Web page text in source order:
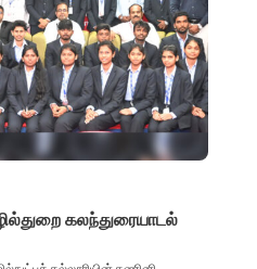
கலந்துரையாடல்